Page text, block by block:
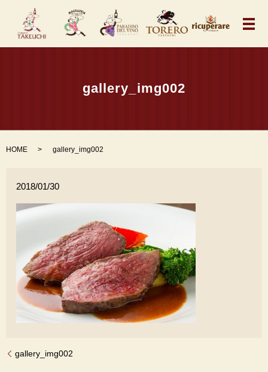
メ
gallery_img002
HOME gallery_img002
2018/01/30
gallery_img002